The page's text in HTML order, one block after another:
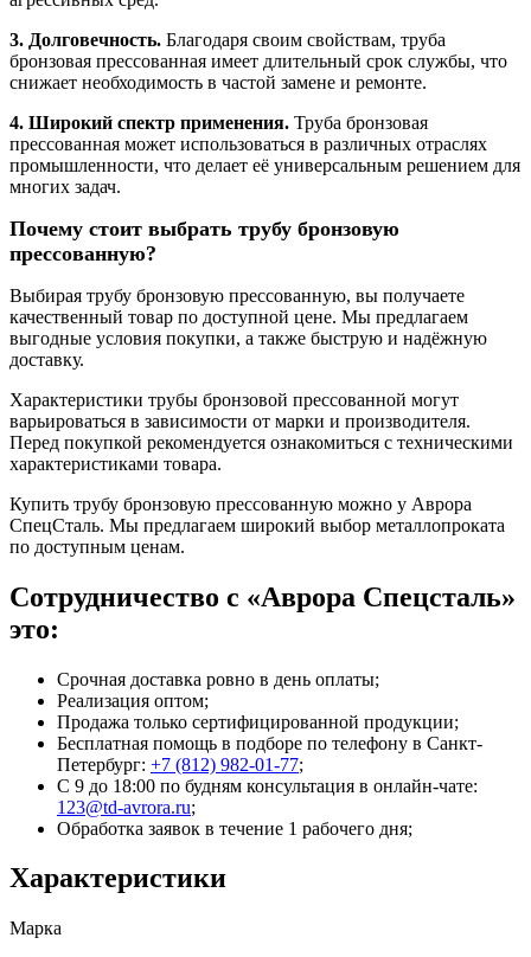
3. Долговечность. Благодаря своим свойствам, труба
бронзовая прессованная имеет длительный срок службы, что
снижает необходимость в частой замене и ремонте.
4. Широкий спектр применения. Труба бронзовая
прессованная может использоваться в различных отраслях
промышленности, что делает её универсальным решением для
многих задач.
Почему стоит выбрать трубу бронзовую
прессованную?
Выбирая трубу бронзовую прессованную, вы получаете
качественный товар по доступной цене. Мы предлагаем
выгодные условия покупки, а также быструю и надёжную
доставку.
Характеристики трубы бронзовой прессованной могут
варьироваться в зависимости от марки и производителя.
Перед покупкой рекомендуется ознакомиться с техническими
характеристиками товара.
Купить трубу бронзовую прессованную можно у Аврора
СпецСталь. Мы предлагаем широкий выбор металлопроката
по доступным ценам.
Сотрудничество с «Аврора Спецсталь»
это:
Срочная доставка ровно в день оплаты;
Реализация оптом;
Продажа только сертифицированной продукции;
Бесплатная помощь в подборе по телефону в Санкт-
Петербург: +7 (812) 982-01-77;
С 9 до 18:00 по будням консультация в онлайн-чате:
123@td-avrora.ru;
Обработка заявок в течение 1 рабочего дня;
Характеристики
Марка